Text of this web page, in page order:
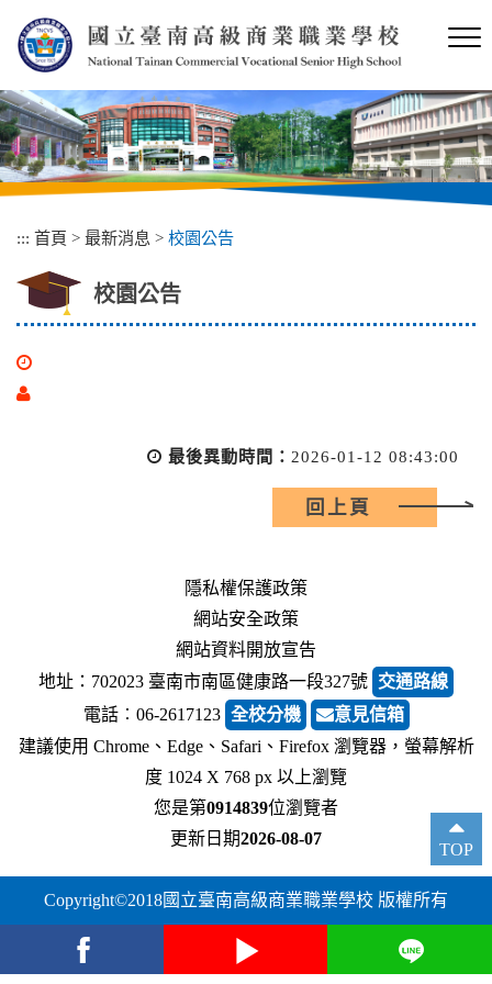
內
容
區
塊
::: 首頁 > 最新消息 > 校園公告
校園公告
最後異動時間： 2026-01-12 08:43:00
回上頁
隱私權保護政策
網站安全政策
網站資料開放宣告
地址：702023 臺南市南區健康路一段327號 交通路線
電話︰06-2617123 全校分機
意見信箱
建議使用 Chrome、Edge、Safari、Firefox 瀏覽器，螢幕解析
度 1024 X 768 px 以上瀏覽
您是第0914839位瀏覽者
更新日期2026-08-07
Copyright©2018國立臺南高級商業職業學校 版權所有
TOP